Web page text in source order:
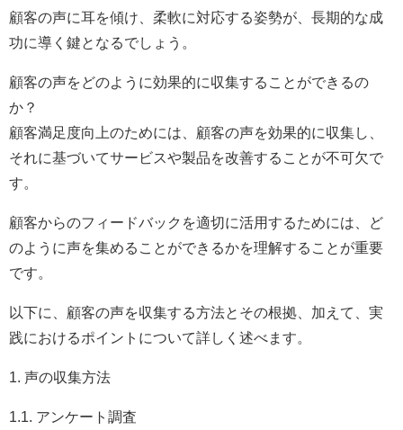
顧客の声に耳を傾け、柔軟に対応する姿勢が、長期的な成
功に導く鍵となるでしょう。
顧客の声をどのように効果的に収集することができるの
か？
顧客満足度向上のためには、顧客の声を効果的に収集し、
それに基づいてサービスや製品を改善することが不可欠で
す。
顧客からのフィードバックを適切に活用するためには、ど
のように声を集めることができるかを理解することが重要
です。
以下に、顧客の声を収集する方法とその根拠、加えて、実
践におけるポイントについて詳しく述べます。
1. 声の収集方法
1.1. アンケート調査